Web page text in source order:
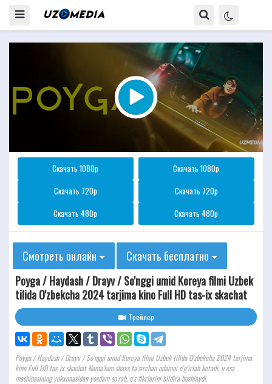
Скачать 1080p
Скачать 1080p
Скачать 720p
Скачать 720p
Скачать 480p
Скачать 480p
Смотреть онлайн
Скачать бесплатно
Poyga / Haydash / Drayv / So'nggi umid Koreya filmi Uzbek
tilida O'zbekcha 2024 tarjima kino Full HD tas-ix skachat
Трейлер
Poyga / Haydash / Drayv / So'nggi umid Koreya filmi Uzbek tilida O'zbekcha 2024 tarjima
kino Full HD tas-ix skachat Noma'lum shaxs ta'sirchan odamni o'g'irlab ketadi, u esa
mashinasining yukxonasidan yordam so'rab, o'z fikrlarini bildira boshlaydi.